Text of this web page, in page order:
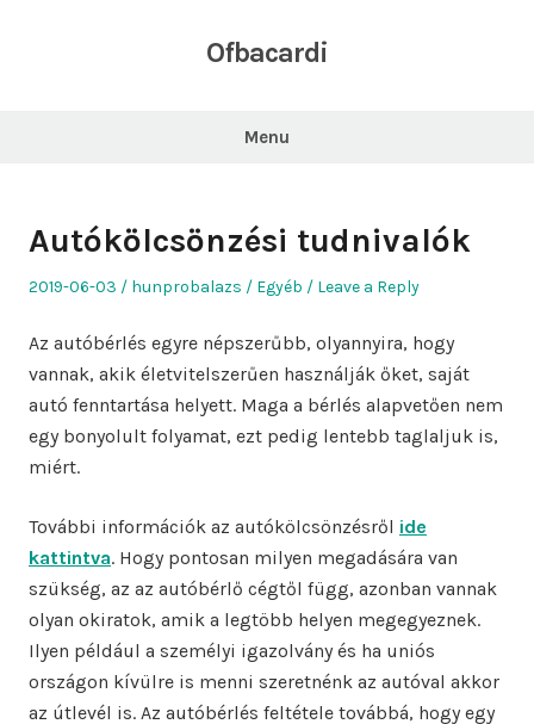
Ofbacardi
Menu
Autókölcsönzési tudnivalók
Posted
2019-06-03 Author
hunprobalazs
Posted
Egyéb Leave a Reply
Az autóbérlés egyre népszerűbb, olyannyira, hogy
vannak, akik életvitelszerűen használják őket, saját
autó fenntartása helyett. Maga a bérlés alapvetően nem
egy bonyolult folyamat, ezt pedig lentebb taglaljuk is,
miért.
További információk az autókölcsönzésről ide
kattintva. Hogy pontosan milyen megadására van
szükség, az az autóbérlő cégtől függ, azonban vannak
olyan okiratok, amik a legtöbb helyen megegyeznek.
Ilyen például a személyi igazolvány és ha uniós
országon kívülre is menni szeretnénk az autóval akkor
az útlevél is. Az autóbérlés feltétele továbbá, hogy egy